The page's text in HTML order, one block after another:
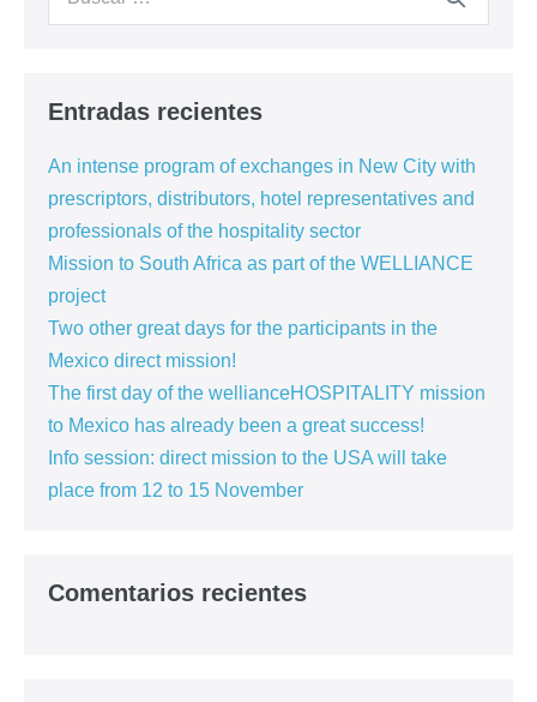
Entradas recientes
An intense program of exchanges in New City with
prescriptors, distributors, hotel representatives and
professionals of the hospitality sector
Mission to South Africa as part of the WELLIANCE
project
Two other great days for the participants in the
Mexico direct mission!
The first day of the wellianceHOSPITALITY mission
to Mexico has already been a great success!
Info session: direct mission to the USA will take
place from 12 to 15 November
Comentarios recientes